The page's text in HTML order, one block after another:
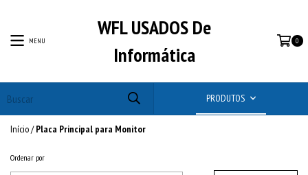
MENU
WFL USADOS De
Informática
0
PRODUTOS
Início/ Placa Principal para Monitor
Ordenar por